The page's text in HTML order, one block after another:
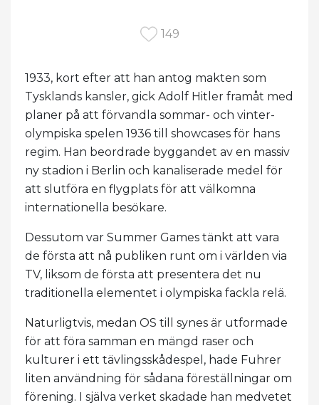
149
1933, kort efter att han antog makten som
Tysklands kansler, gick Adolf Hitler framåt med
planer på att förvandla sommar- och vinter-
olympiska spelen 1936 till showcases för hans
regim. Han beordrade byggandet av en massiv
ny stadion i Berlin och kanaliserade medel för
att slutföra en flygplats för att välkomna
internationella besökare.
Dessutom var Summer Games tänkt att vara
de första att nå publiken runt om i världen via
TV, liksom de första att presentera det nu
traditionella elementet i olympiska fackla relä.
Naturligtvis, medan OS till synes är utformade
för att föra samman en mängd raser och
kulturer i ett tävlingsskådespel, hade Fuhrer
liten användning för sådana föreställningar om
förening. I själva verket skadade han medvetet